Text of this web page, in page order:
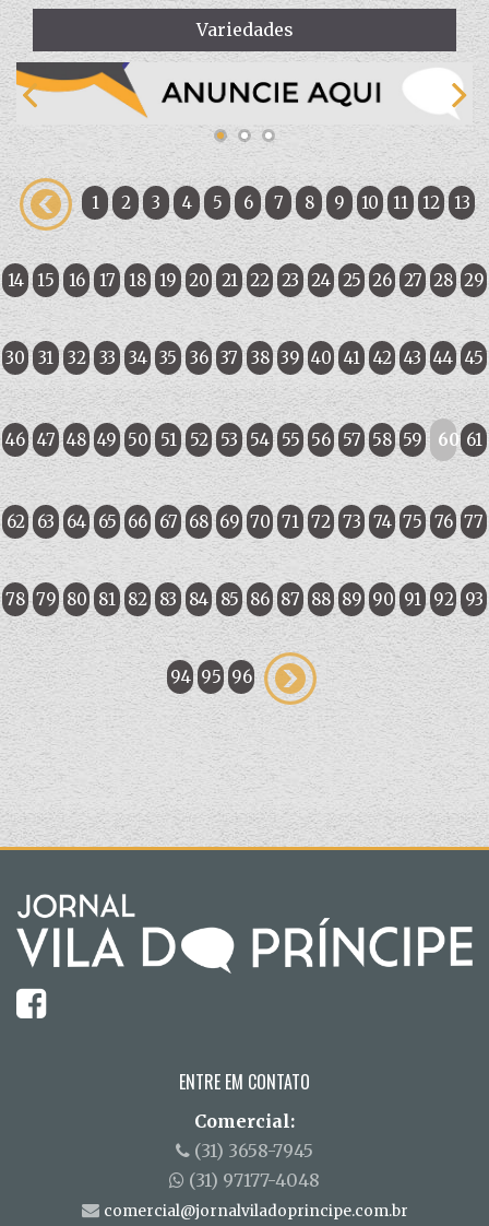
Variedades
1 2 3 4 5 6 7 8 9 10 11 12 13
14 15 16 17 18 19 20 21 22 23 24 25 26 27 28 29
30 31 32 33 34 35 36 37 38 39 40 41 42 43 44 45
46 47 48 49 50 51 52 53 54 55 56 57 58 59 60 61
62 63 64 65 66 67 68 69 70 71 72 73 74 75 76 77
78 79 80 81 82 83 84 85 86 87 88 89 90 91 92 93
94 95 96
ENTRE EM CONTATO
Comercial:
(31) 3658-7945
(31) 97177-4048
comercial@jornalviladoprincipe.com.br